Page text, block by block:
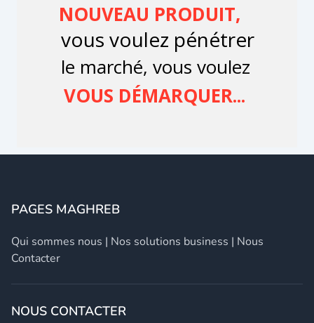
PAGES MAGHREB
Qui sommes nous | Nos solutions business | Nous
Contacter
NOUS CONTACTER